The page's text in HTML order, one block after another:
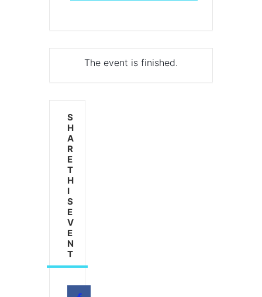
The event is finished.
S
H
A
R
E
T
H
I
S
E
V
E
N
T